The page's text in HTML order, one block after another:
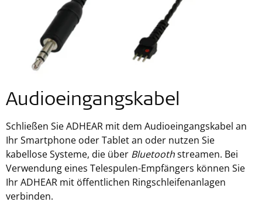
Audioeingangskabel
Schließen Sie ADHEAR mit dem Audioeingangskabel an
Ihr Smartphone oder Tablet an oder nutzen Sie
kabellose Systeme, die über Bluetoothstreamen. Bei
Verwendung eines Telespulen-Empfängers können Sie
Ihr ADHEAR mit öffentlichen Ringschleifenanlagen
verbinden.